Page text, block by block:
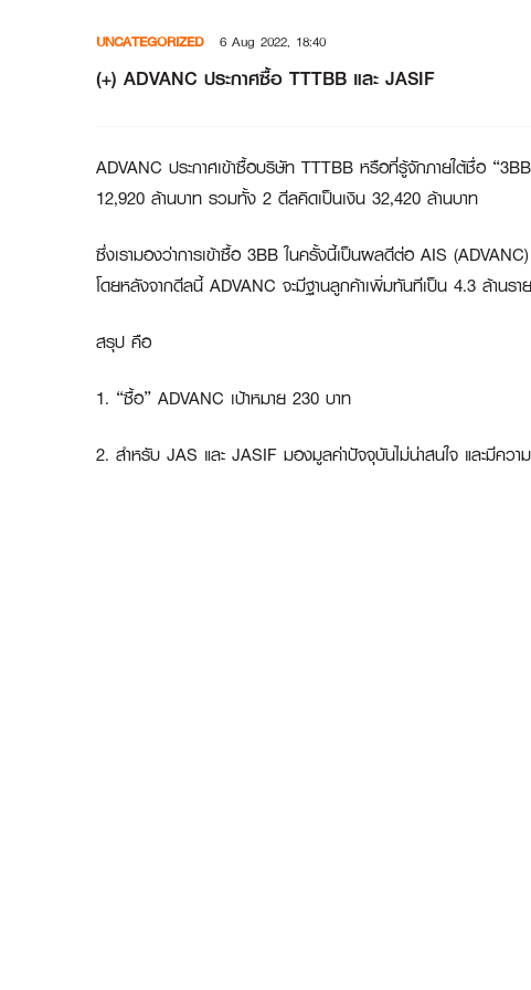
UNCATEGORIZED 6 Aug 2022, 18:40
(+) ADVANC ประกาศซื้อ TTTBB และ JASIF
ADVANC ประกาศเข้าซื้อบริษัท TTTBB หรือที่รู้จักภายใต้ชื่อ
12,920 ล้านบาท รวมทั้ง 2 ดีลคิดเป็นเงิน 32,420 ล้านบาท
ซึ่งเรามองว่าการเข้าซื้อ 3BB ในครั้งนี้เป็นผลดีต่อ AIS
โดยหลังจากดีลนี้ ADVANC จะมีฐานลูกค้าเพิ่มทันทีเป็น 4.3 ล้านร
สรุป คือ
1. “ซื้อ” ADVANC เป้าหมาย 230 บาท
2. สำหรับ JAS และ JASIF มองมูลค่าปัจจุบันไม่น่าสนใจ และมีควา